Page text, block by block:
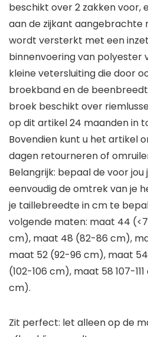
beschikt over 2 zakken voor,
aan de zijkant aangebrachte
wordt versterkt met een
binnenvoering van polyester
kleine vetersluiting die door
broekband en de
broek beschikt over
op dit artikel 24 maanden in
Bovendien kunt u het artikel
dagen retourneren of
Belangrijk: bepaal de voor
eenvoudig de omtrek van je
je taillebreedte in cm te
volgende maten: maat 44
cm), maat 48 (82-86 cm),
maat 52 (92-96 cm), maat
(102-106 cm), maat 58 107-
cm).
Zit perfect: let alleen op de